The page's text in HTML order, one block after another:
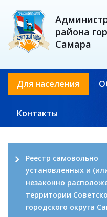
района
Самара
Для населения
Контакты
Реестр самовольно
установленных и
незаконно
территории
городского округа